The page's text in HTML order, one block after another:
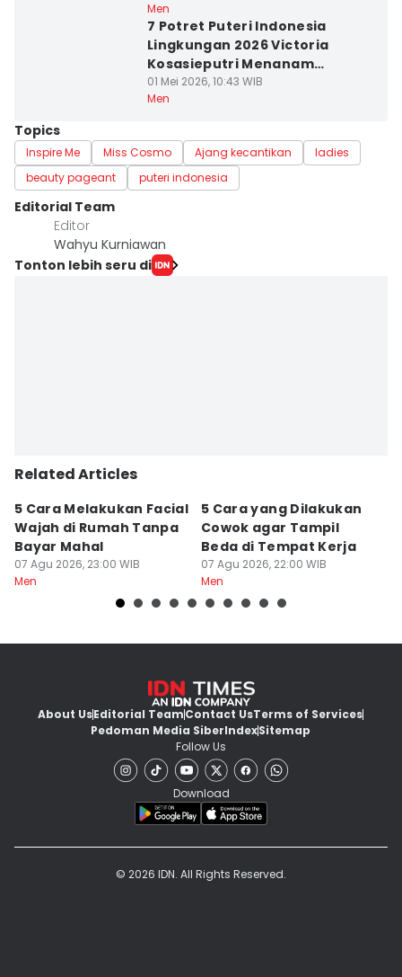
Men
7 Potret Puteri Indonesia
Lingkungan 2026 Victoria
Kosasieputri Menanam
Mangrove
01 Mei 2026, 10:43 WIB
Men
Topics
Inspire Me Miss Cosmo Ajang kecantikan
ladies
beauty pageant
puteri indonesia
Editorial Team
Editor
Wahyu Kurniawan
Tonton lebih seru di
Related Articles
5 Cara Melakukan Facial
Wajah di Rumah Tanpa
Bayar Mahal
07 Agu 2026, 23:00 WIB
Men
5 Cara yang Dilakukan
Cowok agar Tampil
Beda di Tempat Kerja
07 Agu 2026, 22:00 WIB
Men
About UsEditorial TeamContact UsTerms of Services
Pedoman Media SiberIndexSitemap
Follow Us
Download
© 2026 IDN. All Rights Reserved.